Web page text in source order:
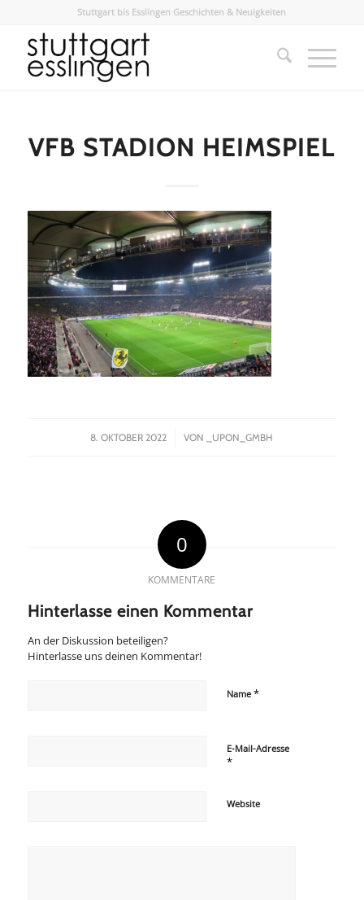
Stuttgart bis Esslingen Geschichten & Neuigkeiten
VFB STADION HEIMSPIEL
8. OKTOBER 2022
/ VON _UPON_GMBH
0
KOMMENTARE
Hinterlasse einen Kommentar
An der Diskussion beteiligen?
Hinterlasse uns deinen Kommentar!
Name *
E-Mail-Adresse
*
Website